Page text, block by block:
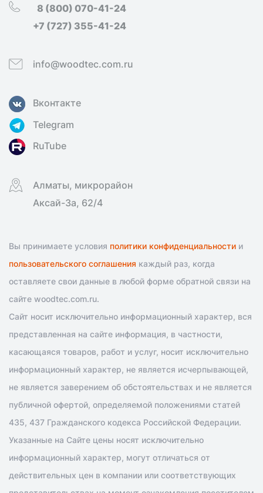
8 (800) 070-41-24
+7 (727) 355-41-24
info@woodtec.com.ru
Вконтакте
Telegram
RuTube
Алматы, микрорайон
Аксай-3а, 62/4
Вы принимаете условия политики конфиденциальности и
пользовательского соглашения каждый раз, когда
оставляете свои данные в любой форме обратной связи на
сайте woodtec.com.ru.
Сайт носит исключительно информационный характер, вся
представленная на сайте информация, в частности,
касающаяся товаров, работ и услуг, носит исключительно
информационный характер, не является исчерпывающей,
не является заверением об обстоятельствах и не является
публичной офертой, определяемой положениями статей
435, 437 Гражданского кодекса Российской Федерации.
Указанные на Сайте цены носят исключительно
информационный характер, могут отличаться от
действительных цен в компании или соответствующих